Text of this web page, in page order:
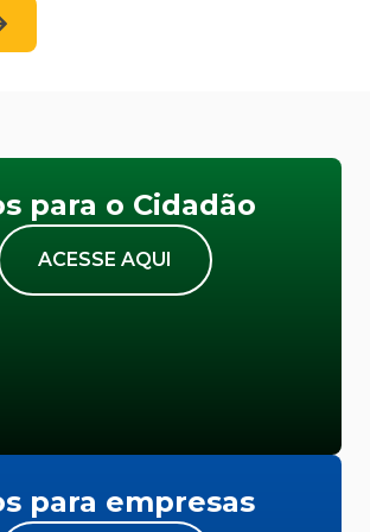
para o Cidadão
ACESSE AQUI
para empresas